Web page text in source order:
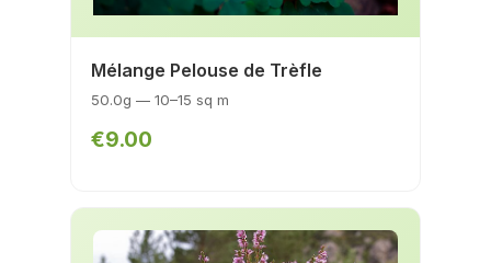
Mélange Pelouse de Trèfle
50.0g — 10–15 sq m
€9.00